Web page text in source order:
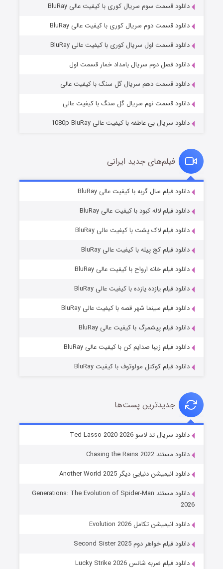
مردگان متحرک: شهر مرده ۳
قسمت۲ (زیرنویس) منتشر شد
قسمت۷ (زیرنویس) منتشر شد
خاندان اژدها فصل ۳
جادوگری در مغولستان
دانلود قسمت سوم سریال کوری با کیفیت عالی BluRay
دانلود قسمت دوم سریال کوری با کیفیت عالی BluRay
دانلود قسمت اول سریال کوری با کیفیت عالی BluRay
دانلود فصل دوم سریال بامداد خمار قسمت اول
دانلود قسمت دهم سریال گل سنگ با کیفیت عالی
دانلود قسمت نهم سریال گل سنگ با کیفیت عالی
دانلود سریال بی عاطفه با کیفیت عالی 1080p BluRay
فیلم‌های جدید ایرانی
دانلود فیلم سال گربه با کیفیت عالی BluRay
دانلود فیلم لاله کبود با کیفیت عالی BluRay
دانلود فیلم لاک پشت با کیفیت عالی BluRay
دانلود فیلم کج‌ پیله با کیفیت عالی BluRay
دانلود فیلم خانه ارواح با کیفیت عالی BluRay
دانلود فیلم یازده یازده با کیفیت عالی BluRay
دانلود فیلم سینما شهر قصه با کیفیت عالی BluRay
دانلود فیلم پیشمرگ با کیفیت عالی BluRay
دانلود فیلم زیبا صدایم کن با کیفیت عالی BluRay
دانلود فیلم کوکتل مولوتوف با کیفیت BluRay
جدیدترین پست‌ها
دانلود سریال تد لاسو Ted Lasso 2020-2026
دانلود مستند Chasing the Rains 2022
دانلود انیمیشن دنیایی دیگر Another World 2025
دانلود مستند Generations: The Evolution of Spider-Man
2026
دانلود انیمیشن تکامل Evolution 2026
دانلود فیلم خواهر دوم Second Sister 2025
دانلود فیلم ضربه شانس Lucky Strike 2026